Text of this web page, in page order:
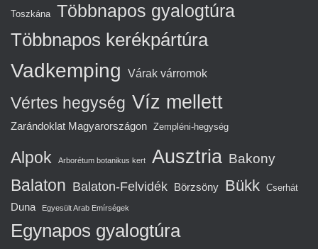
Toszkána Többnapos gyalogtúra
Többnapos kerékpártúra
Vadkemping Várak várromok
Vértes hegység Víz mellett
Zarándoklat Magyarországon Zempléni-hegység
Alpok Arborétum botanikus kert Ausztria Bakony
Balaton Balaton-Felvidék Börzsöny Bükk Cserhát
Duna Egyesült Arab Emírségek
Egynapos gyalogtúra